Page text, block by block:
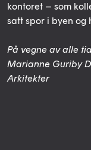
kontoret – som
satt spor i byen og
På vegne av alle
Marianne Guriby
Arkitekter